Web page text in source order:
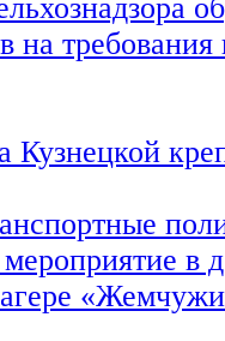
на
Кузнецкой
в